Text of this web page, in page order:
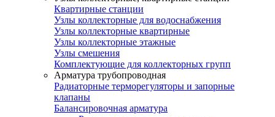
Квартирные станции
Узлы коллекторные для водоснабжения
Узлы коллекторные квартирные
Узлы коллекторные этажные
Узлы смешения
Комплектующие для коллекторных групп
Арматура трубопроводная
Радиаторные терморегуляторы и запорные
клапаны
Балансировочная арматура